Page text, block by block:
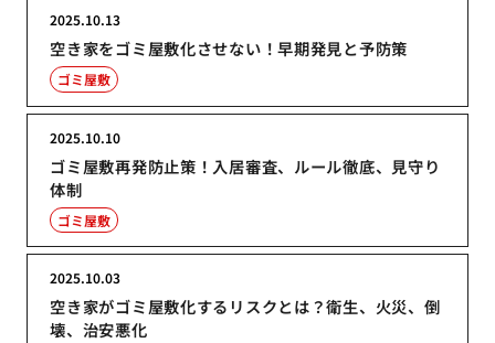
空き家をゴミ屋敷化させない！早期発見と予防策
2025.10.13
ゴミ屋敷
ゴミ屋敷再発防止策！入居審査、ルール徹底、見守り
体制
2025.10.10
ゴミ屋敷
空き家がゴミ屋敷化するリスクとは？衛生、火災、倒
壊、治安悪化
2025.10.03